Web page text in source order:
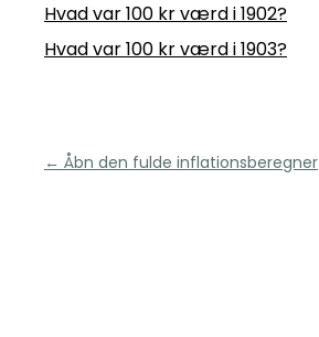
Hvad var 100 kr værd i 1902?
Hvad var 100 kr værd i 1903?
← Åbn den fulde inflationsberegner